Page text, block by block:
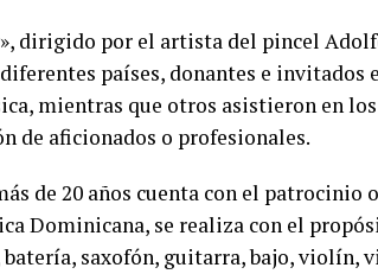
dirigido por el artista del pincel
países, donantes e invitados
mientras que otros asistieron en
de aficionados o profesionales.
de 20 años cuenta con el patrocinio
Dominicana, se realiza con el
saxofón, guitarra, bajo, violín,